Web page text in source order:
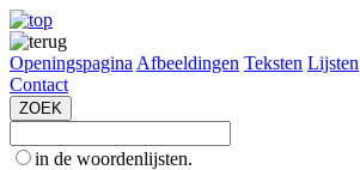
Openingspagina Afbeeldingen Teksten Lijsten
Contact
in de woordenlijsten.